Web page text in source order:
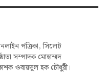
পত্রিকা, সিলেট
সম্পাদক মোহাম্মদ
ওবায়দুল হক চৌধুরী।